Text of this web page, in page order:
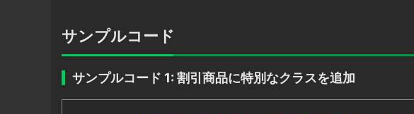
サンプルコード
サンプルコード 1: 割引商品に特別なクラスを追加